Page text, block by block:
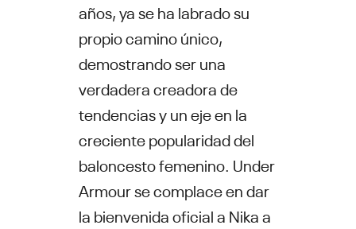
años, ya se ha labrado su
propio camino único,
demostrando ser una
verdadera creadora de
tendencias y un eje en la
creciente popularidad del
baloncesto femenino. Under
Armour se complace en dar
la bienvenida oficial a Nika a